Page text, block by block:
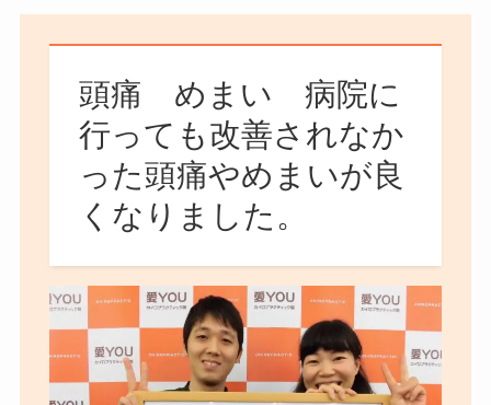
頭痛 めまい 病院に
行っても改善されなか
った頭痛やめまいが良
くなりました。